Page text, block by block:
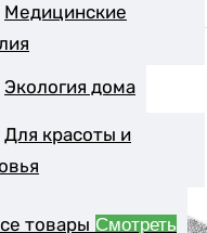
Медицинские
Экология дома
Для красоты и
товары Смотреть